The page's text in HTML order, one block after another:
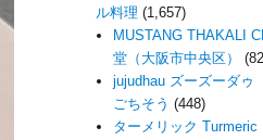
ル料理 (1,657)
MUSTANG THAKALI
堂（大阪市中央区）
jujudhau ズーズーダゥ
ごちそう (448)
ターメリック Turmeric